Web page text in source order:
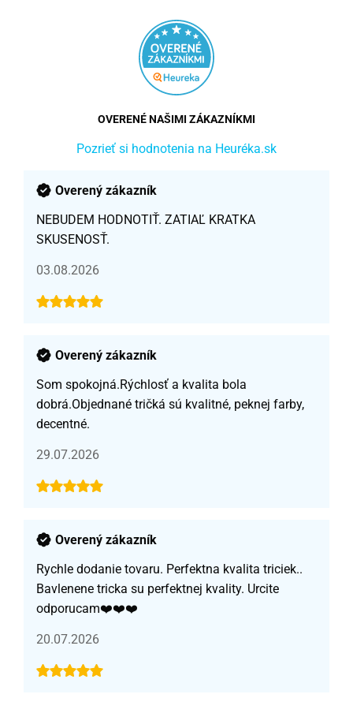
OVERENÉ NAŠIMI ZÁKAZNÍKMI
Pozrieť si hodnotenia na Heuréka.sk
Overený zákazník
NEBUDEM HODNOTIŤ. ZATIAĽ KRATKA
SKUSENOSŤ.
03.08.2026
Overený zákazník
Som spokojná.Rýchlosť a kvalita bola
dobrá.Objednané tričká sú kvalitné, peknej farby,
decentné.
29.07.2026
Overený zákazník
Rychle dodanie tovaru. Perfektna kvalita triciek..
Bavlenene tricka su perfektnej kvality. Urcite
odporucam❤️❤️❤️
20.07.2026